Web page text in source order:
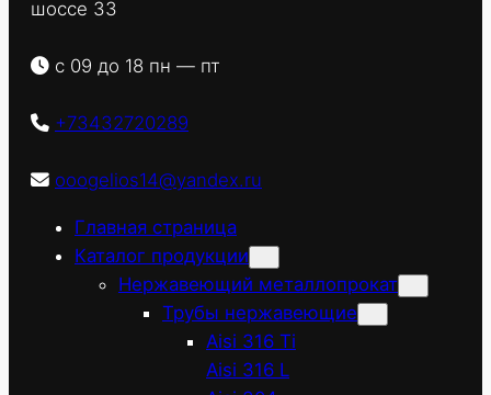
шоссе 33
с 09 до 18 пн — пт
+73432720289
ooogelios14@yandex.ru
Главная страница
Каталог продукции
Нержавеющий металлопрокат
Трубы нержавеющие
Aisi 316 Ti
Aisi 316 L